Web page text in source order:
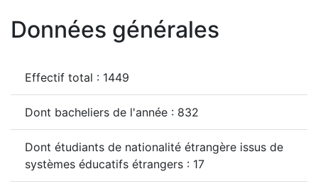
Données générales
Effectif total : 1449
Dont bacheliers de l'année : 832
Dont étudiants de nationalité étrangère issus de
systèmes éducatifs étrangers : 17